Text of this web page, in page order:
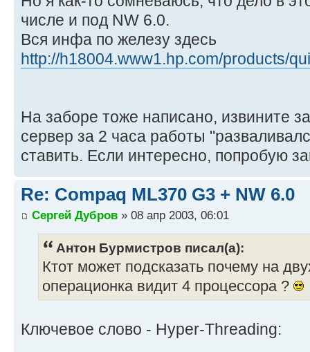
числе и под NW 6.0.
Вся инфа по железу здесь
http://h18004.www1.hp.com/products/
На заборе тоже написано, извините
сервер за 2 часа работы
ставить. Если интересно, попробую
Re: Compaq ML370 G3 + NW 6.0
Сергей Дубров » 08 апр 2003, 06:01
Антон Бурмистров писал(а):
Ктот может подсказать почему на
операционка видит 4 процессора ?
Ключевое слово - Hyper-Threading: